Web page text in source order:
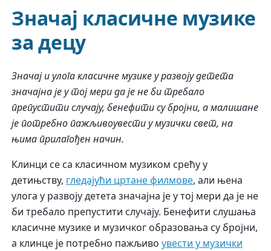
Значај класичне музике
за децу
Значај и улога класичне музике у развоју детета
значајна је у тој мери да је не би требало
препустити случају, бенефити су бројни, а малишане
је потребно пажљивоувести у музички свет, на
њима прилагођен начин.
Клинци се са класичном музиком срећу у
детињству, гледајући цртане филмове, али њена
улога у развоју детета значајна је у тој мери да је не
би требало препустити случају. Бенефити слушања
класичне музике и музичког образовања су бројни,
а клинце је потребно пажљивоувести у музички